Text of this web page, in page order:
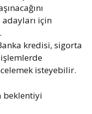
için
kredisi, sigorta
isteyebilir.
beklentiyi